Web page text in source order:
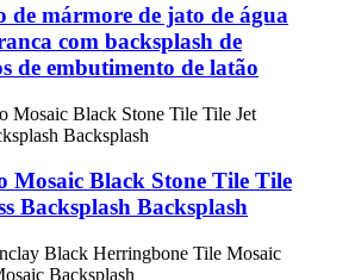
de mármore de jato de água
com backsplash de
de embutimento de latão
Mosaic Black Stone Tile Tile
Backsplash Backsplash